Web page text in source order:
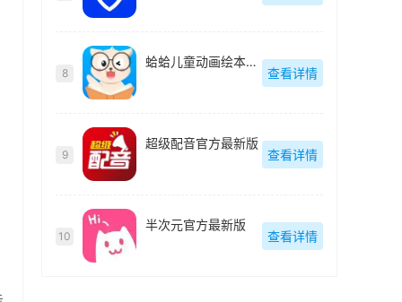
8
蛤蛤儿童动画绘本最新版
查看详情
9
超级配音官方最新版
查看详情
10
半次元官方最新版
查看详情